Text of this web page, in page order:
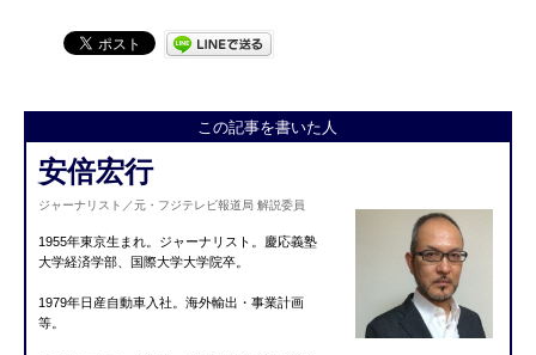
この記事を書いた人
安倍宏行
ジャーナリスト／元・フジテレビ報道局 解説委員
1955年東京生まれ。ジャーナリスト。慶応義塾
大学経済学部、国際大学大学院卒。
1979年日産自動車入社。海外輸出・事業計画
等。